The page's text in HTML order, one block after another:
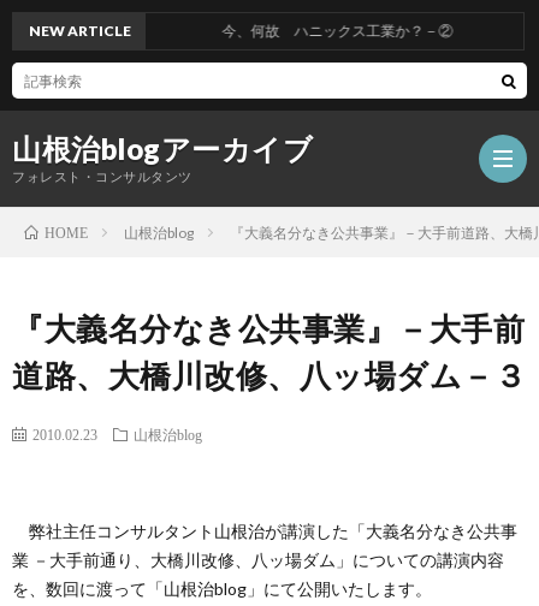
山根治blogアーカイブ
フォレスト・コンサルタンツ
NEW ARTICLE 今、何故 ハニックス工業か？－②
HOME 山根治blog 『大義名分なき公共事業』－大手前道路、大
『大義名分なき公共事業』－大手前
道路、大橋川改修、八ッ場ダム－３
2010.02.23 山根治blog
弊社主任コンサルタント山根治が講演した「大義名分なき公共事
業 －大手前通り、大橋川改修、八ッ場ダム」についての講演内容
を、数回に渡って「山根治blog」にて公開いたします。